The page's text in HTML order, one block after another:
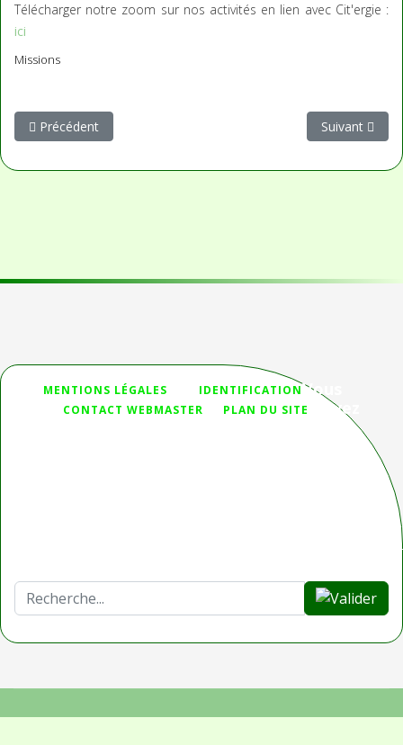
Télécharger notre zoom sur nos activités en lien avec Cit'ergie :
ici
Missions
Article précédent : Energies renouvelables
Précédent Article
Suivant
MENTIONS LÉGALES
IDENTIFICATION
CONTACT WEBMASTER
PLAN DU SITE
Vous
n'avez
/homepages/32/d336230653/htdocs/Joomla_3/modules/
Rechercher